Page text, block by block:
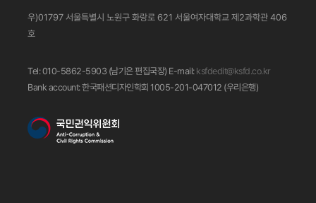
우)01797 서울특별시 노원구 화랑로 621 서울여자대학교 제2과학관 406
호
Tel: 010-5862-5903 (남기은 편집국장) E-mail: ksfdedit@ksfd.co.kr
Bank account: 한국패션디자인학회 1005-201-047012 (우리은행)